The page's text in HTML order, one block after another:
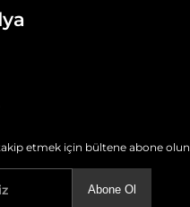
etmek için bültene abone olun
Abone Ol